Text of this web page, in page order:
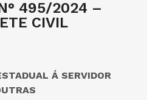
495/2024 –
CIVIL
Á SERVIDOR